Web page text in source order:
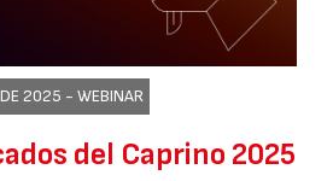
DE 2025 - WEBINAR
del Caprino 2025